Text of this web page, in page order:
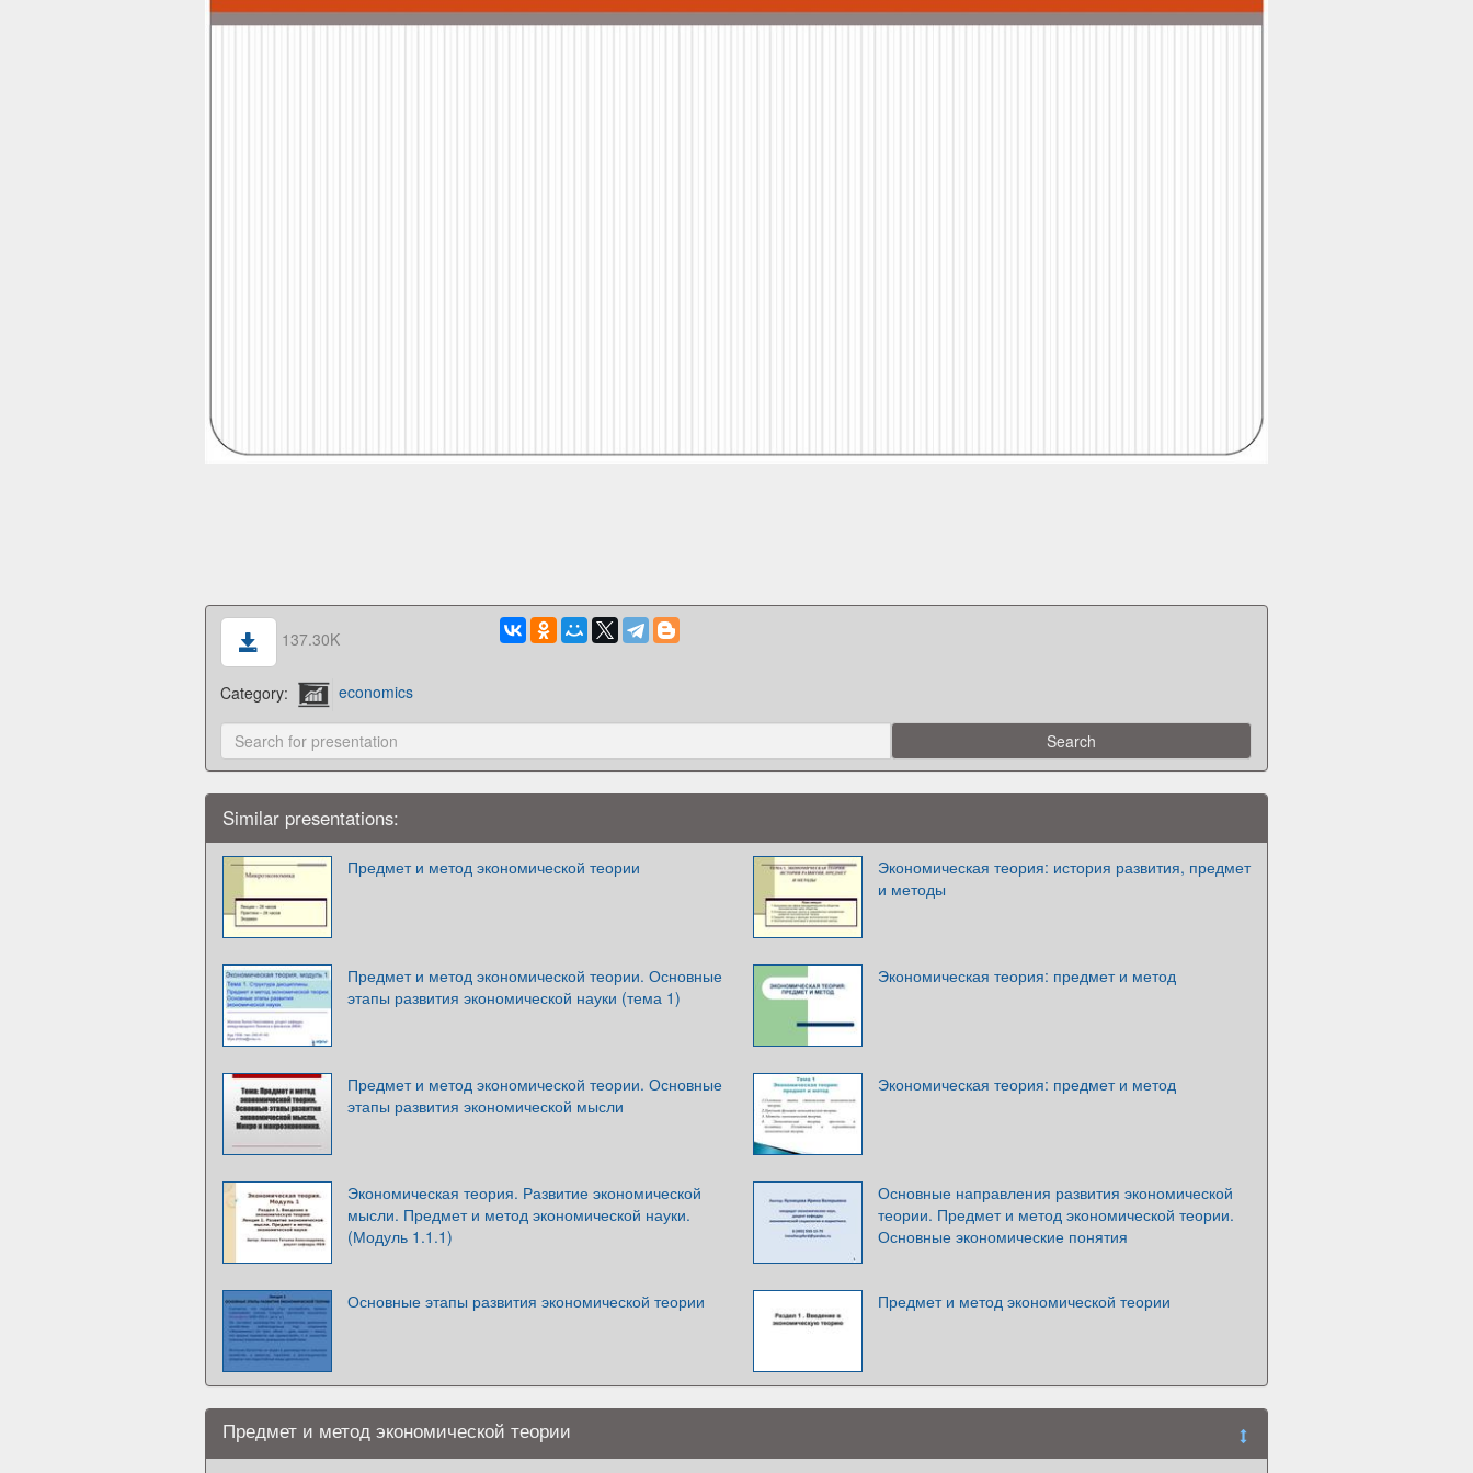
137.30K
Category: economics
Similar presentations:
Предмет и метод экономической теории
Экономическая теория: история развития, предмет
и методы
Предмет и метод экономической теории. Основные
этапы развития экономической науки (тема 1)
Экономическая теория: предмет и метод
Предмет и метод экономической теории. Основные
этапы развития экономической мысли
Экономическая теория: предмет и метод
Экономическая теория. Развитие экономической
мысли. Предмет и метод экономической науки.
(Модуль 1.1.1)
Основные направления развития экономической
теории. Предмет и метод экономической теории.
Основные экономические понятия
Основные этапы развития экономической теории Предмет и метод экономической теории
Предмет и метод экономической теории